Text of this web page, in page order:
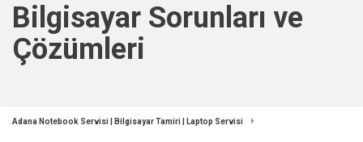
Bilgisayar Sorunları ve
Çözümleri
Adana Notebook Servisi | Bilgisayar Tamiri | Laptop Servisi